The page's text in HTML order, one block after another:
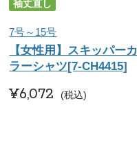
袖丈直し
7号～15号
【女性用】スキッパーカ
ラーシャツ[7-CH4415]
¥6,072 税込